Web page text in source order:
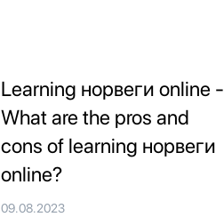
Learning норвеги online -
What are the pros and
cons of learning норвеги
online?
09.08.2023